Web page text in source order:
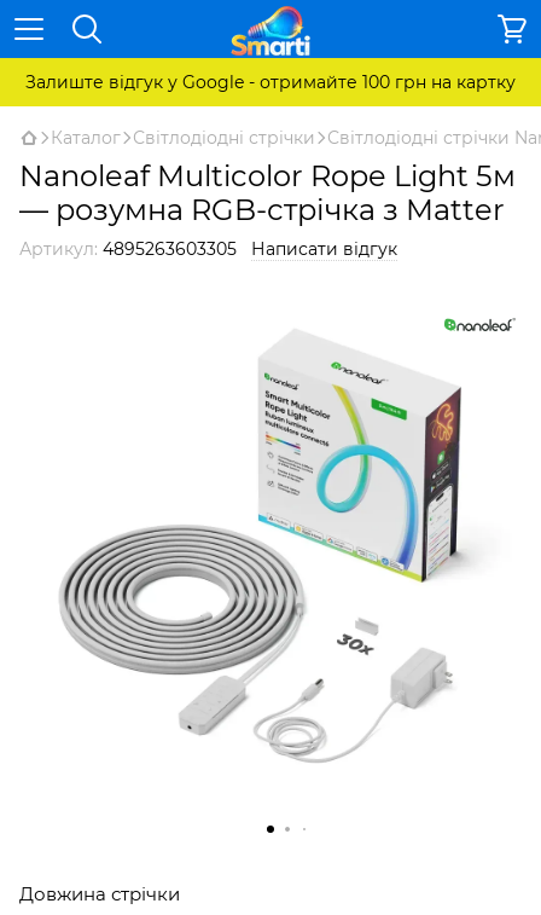
Залиште відгук у Google - отримайте 100 грн на картку
Каталог Світлодіодні стрічки Світлодіодні стрічки
Nanoleaf Multicolor Rope Light 5м
— розумна RGB-стрічка з Matter
Артикул: 4895263603305 Написати відгук
Довжина стрічки